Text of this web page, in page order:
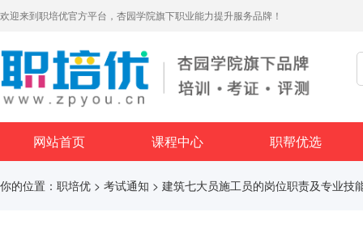
欢迎来到职培优官方平台，杏园学院旗下职业能力提升服务品牌！
网站首页 课程中心 职帮优选
你的位置： 职培优 > 考试通知 > 建筑七大员施工员的岗位职责及专业技